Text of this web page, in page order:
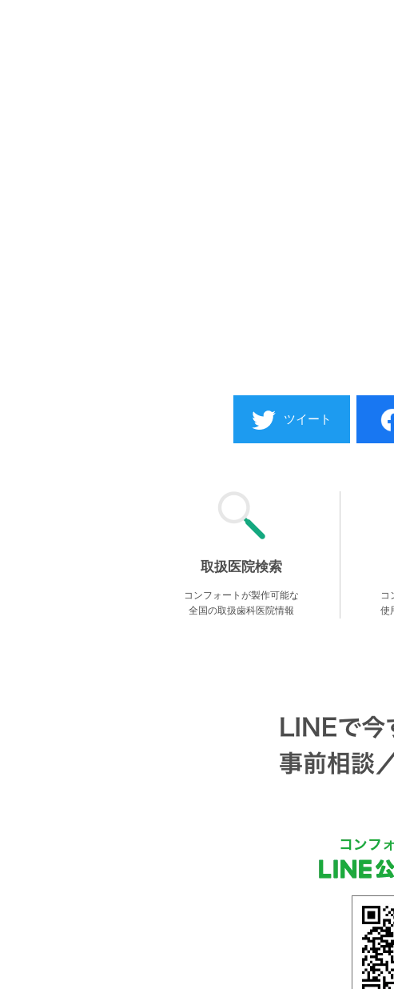
ツイート
取扱医院検索
コンフォートが製作可能な
全国の取扱歯科医院情報
コ
使